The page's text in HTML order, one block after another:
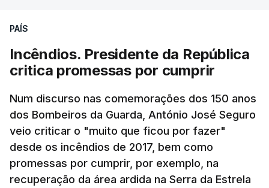
PAÍS
Incêndios. Presidente da República
critica promessas por cumprir
Num discurso nas comemorações dos 150 anos
dos Bombeiros da Guarda, António José Seguro
veio criticar o "muito que ficou por fazer"
desde os incêndios de 2017, bem como
promessas por cumprir, por exemplo, na
recuperação da área ardida na Serra da Estrela